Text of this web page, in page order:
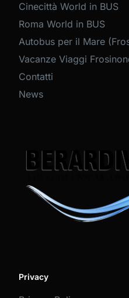
Cinecittà World in BUS
Roma World in BUS
Autobus per il Mare
Vacanze Viaggi
Contatti
News
Privacy